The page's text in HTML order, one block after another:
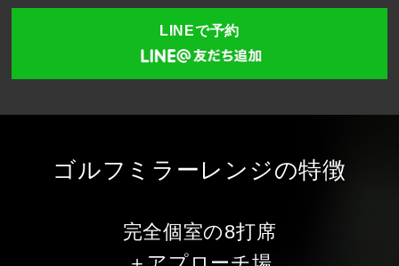
LINEで予約
ゴルフミラーレンジの特徴
完全個室の8打席